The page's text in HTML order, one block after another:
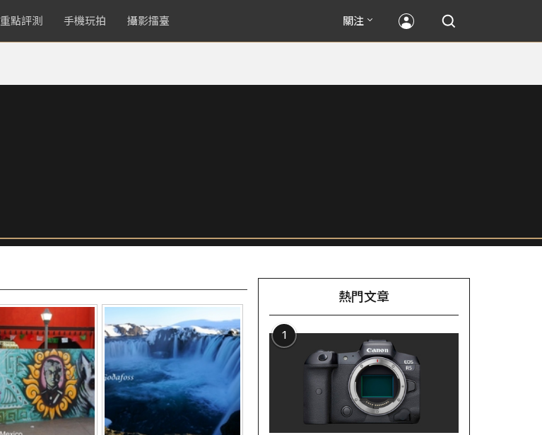
重點評測 手機玩拍 攝影擂臺 關注
熱門文章
1